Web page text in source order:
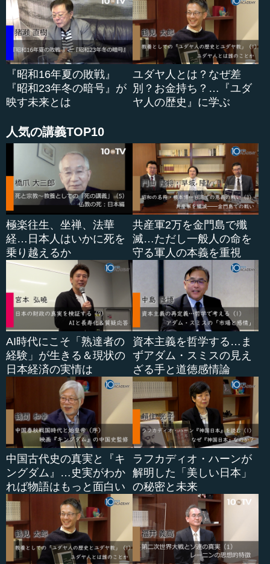
『昭和16年夏の敗戦』
『昭和23年冬の暗号』が
映す未来とは
ユダヤ人とは？なぜ差
別？お金持ち？…『ユダ
ヤ人の歴史』に学ぶ
人気の講義TOP10
極楽往生、坐禅、法華
経…日本人はいかに死を
乗り越えるか
共産軍2万を金門島で殲
滅…ただし一般人の命を
守る軍人の本義を重視
AI時代にこそ「熟達者の
経験」が生きる＆現状の
日本経済の実情は
資本主義を哲学する…ま
ずアダム・スミスの見え
ざる手と道徳感情論
中国古代史の真実と『キ
ングダム』…史実がわか
れば物語はもっと面白い
ラフカディオ・ハーンが
解明した「美しい日本」
の秘密と未来